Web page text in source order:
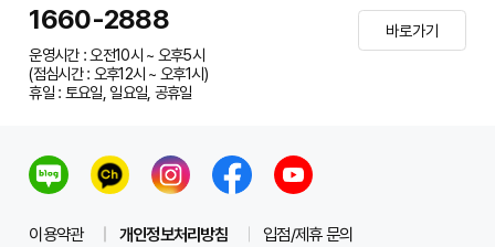
1660-2888
운영시간 : 오전10시 ~ 오후5시
(점심시간 : 오후12시 ~ 오후1시)
휴일 : 토요일, 일요일, 공휴일
바로가기
이용약관 개인정보처리방침 입점/제휴 문의